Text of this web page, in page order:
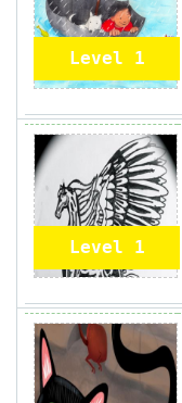
Level 1
Level 1